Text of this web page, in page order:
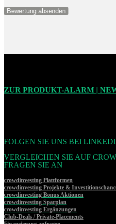
ZUR PRODUKT-ALARM |
FOLGEN SIE UNS BEI
VERGLEICHEN SIE AUF
FRAGEN SIE AN
crowdinvesting Plattformen
crowdinvesting Projekte &
crowdinvesting Bonus Aktionen
crowdinvesting Sparplan
crowdinvesting Ergänzungen
Club-Deals / Private-Placements